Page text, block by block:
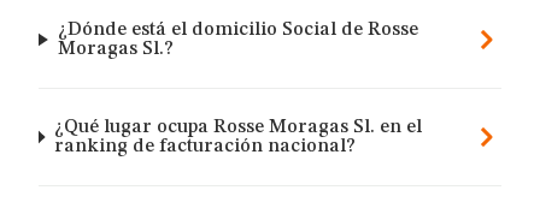
¿Dónde está el domicilio Social de Rosse
Moragas Sl.?
¿Qué lugar ocupa Rosse Moragas Sl. en el
ranking de facturación nacional?